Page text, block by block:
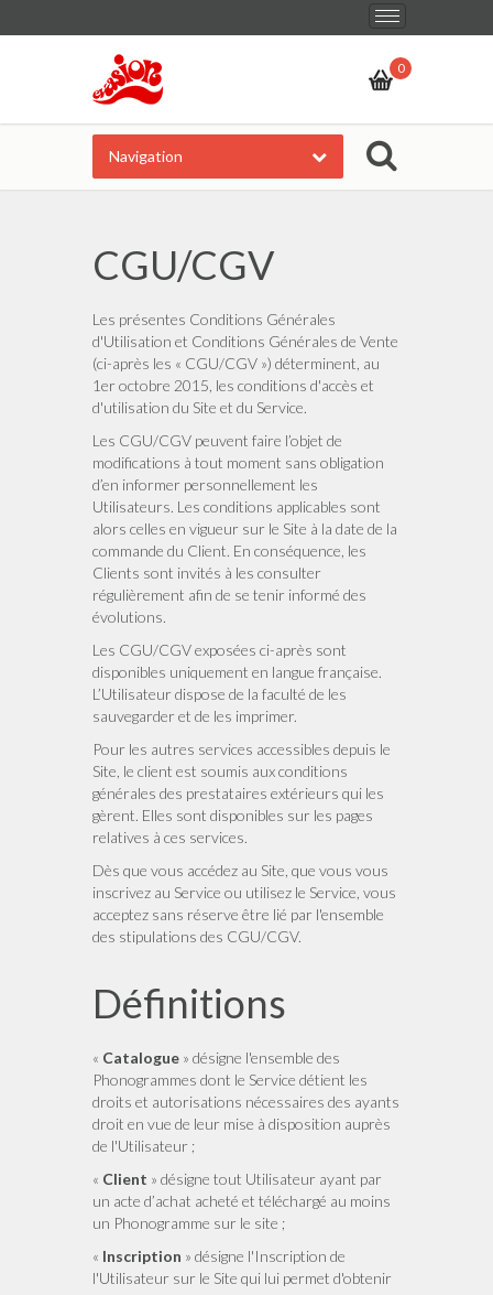
Basculer
d'un
état
de
la
0
Navigation
CGU/CGV
Les présentes Conditions Générales
d'Utilisation et Conditions Générales de Vente
(ci-après les « CGU/CGV ») déterminent, au
1er octobre 2015, les conditions d'accès et
d'utilisation du Site et du Service.
Les CGU/CGV peuvent faire l’objet de
modifications à tout moment sans obligation
d’en informer personnellement les
Utilisateurs. Les conditions applicables sont
alors celles en vigueur sur le Site à la date de la
commande du Client. En conséquence, les
Clients sont invités à les consulter
régulièrement afin de se tenir informé des
évolutions.
Les CGU/CGV exposées ci-après sont
disponibles uniquement en langue française.
L’Utilisateur dispose de la faculté de les
sauvegarder et de les imprimer.
Pour les autres services accessibles depuis le
Site, le client est soumis aux conditions
générales des prestataires extérieurs qui les
gèrent. Elles sont disponibles sur les pages
relatives à ces services.
Dès que vous accédez au Site, que vous vous
inscrivez au Service ou utilisez le Service, vous
acceptez sans réserve être lié par l'ensemble
des stipulations des CGU/CGV.
Définitions
« Catalogue » désigne l'ensemble des
Phonogrammes dont le Service détient les
droits et autorisations nécessaires des ayants
droit en vue de leur mise à disposition auprès
de l'Utilisateur ;
« Client » désigne tout Utilisateur ayant par
un acte d’achat acheté et téléchargé au moins
un Phonogramme sur le site ;
« Inscription » désigne l'Inscription de
l'Utilisateur sur le Site qui lui permet d'obtenir